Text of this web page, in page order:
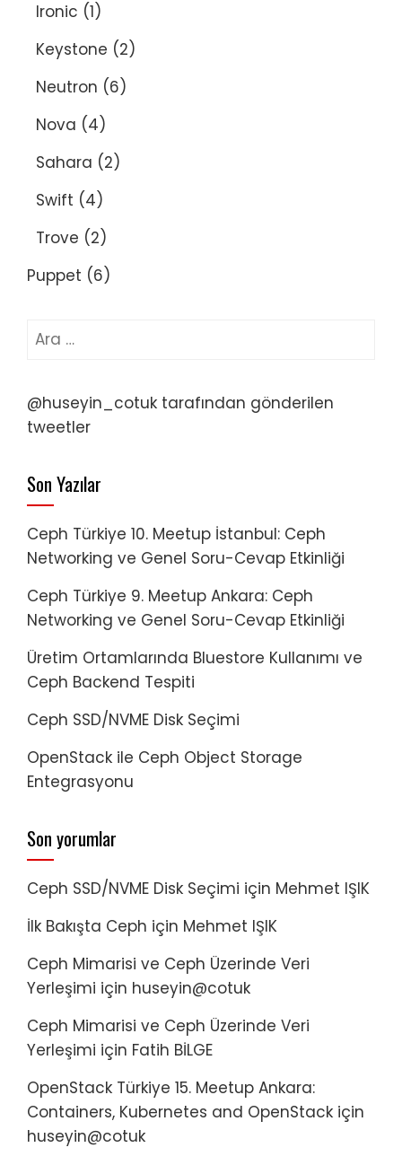
Ironic (1)
Keystone (2)
Neutron (6)
Nova (4)
Sahara (2)
Swift (4)
Trove (2)
Puppet (6)
Arama:
@huseyin_cotuk tarafından gönderilen
tweetler
Son Yazılar
Ceph Türkiye 10. Meetup İstanbul: Ceph
Networking ve Genel Soru-Cevap Etkinliği
Ceph Türkiye 9. Meetup Ankara: Ceph
Networking ve Genel Soru-Cevap Etkinliği
Üretim Ortamlarında Bluestore Kullanımı ve
Ceph Backend Tespiti
Ceph SSD/NVME Disk Seçimi
OpenStack ile Ceph Object Storage
Entegrasyonu
Son yorumlar
Ceph SSD/NVME Disk Seçimi için Mehmet IŞIK
İlk Bakışta Ceph için Mehmet IŞIK
Ceph Mimarisi ve Ceph Üzerinde Veri
Yerleşimi için huseyin@cotuk
Ceph Mimarisi ve Ceph Üzerinde Veri
Yerleşimi için Fatih BİLGE
OpenStack Türkiye 15. Meetup Ankara:
Containers, Kubernetes and OpenStack için
huseyin@cotuk